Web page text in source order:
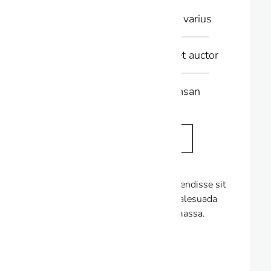
Aliquam id lectus varius
Vestibulum sit amet auctor
Vivamus accumsan
Pharetra ex fringilla in. Suspendisse sit
amet turpis fermentum, malesuada
diam sed, scelerisque massa.